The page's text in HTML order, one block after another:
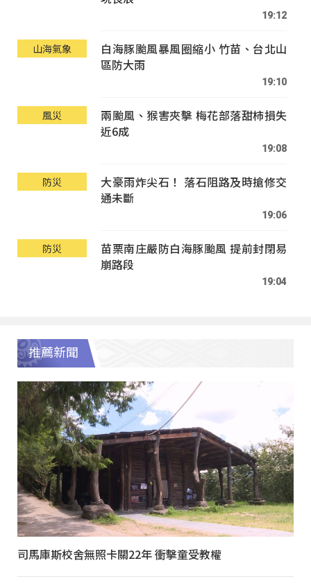
19:12
山海氣象
白海豚颱風暴風圈縮小 竹苗、台北山
區防大雨
19:10
風災
兩颱風、猴害夾擊 梅花部落甜柿損失
近6成
19:08
防災
大豪雨炸尖石！ 落石阻路及時搶修交
通未斷
19:06
防災
苗栗南庄嚴防白海豚颱風 提前封閉易
崩路段
19:04
推薦新聞
司馬庫斯校舍無照卡關22年 衝擊童受教權